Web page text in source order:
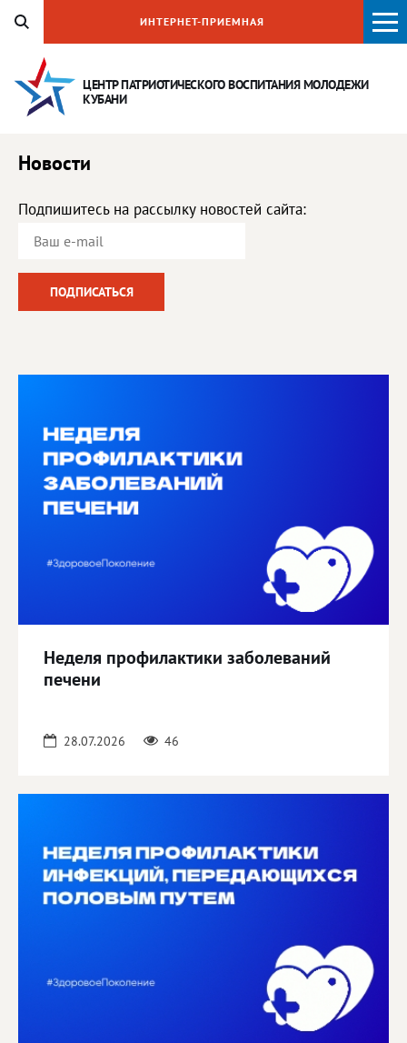
ЦЕНТР ПАТРИОТИЧЕСКОГО ВОСПИТАНИЯМОЛОДЕЖИ
КУБАНИ
ИНТЕРНЕТ-ПРИЕМНАЯ
Новости
Подпишитесь на рассылку новостей сайта:
Неделя профилактики заболеваний
печени
28.07.2026 46